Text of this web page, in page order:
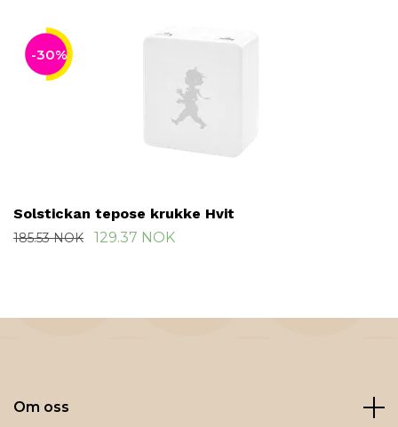
-30%
Solstickan tepose krukke Hvit
185.53 NOK 129.37 NOK
Om oss